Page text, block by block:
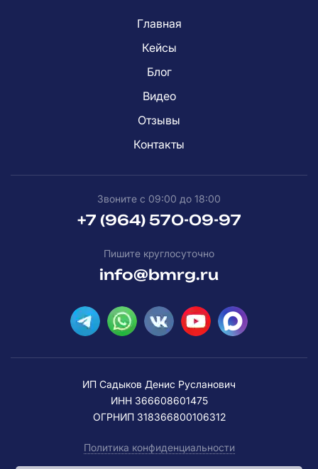
Главная
Кейсы
Блог
Видео
Отзывы
Контакты
Звоните с 09:00 до 18:00
+7 (964) 570-09-97
Пишите круглосуточно
info@bmrg.ru
ИП Садыков Денис Русланович
ИНН 366608601475
ОГРНИП 318366800106312
Политика конфиденциальности